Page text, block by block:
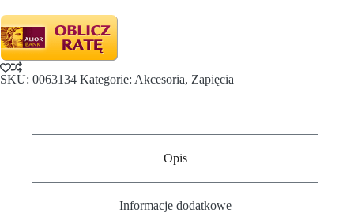
SKU: 0063134 Kategorie: Akcesoria, Zapięcia
Opis
Informacje dodatkowe